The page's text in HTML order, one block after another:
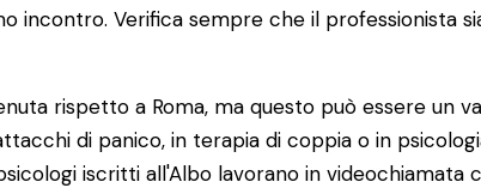
incontro. Verifica sempre che il professionista
rispetto a Roma, ma questo può essere un
di panico, in terapia di coppia o in
iscritti all'Albo lavorano in videochiamata